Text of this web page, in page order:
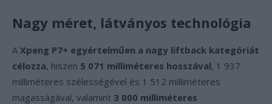
Nagy méret, látványos technológia
A Xpeng P7+ egyértelműen a nagy liftback kategóriát
célozza, hiszen 5 071 milliméteres hosszával, 1 937
milliméteres szélességével és 1 512 milliméteres
magasságával, valamint 3 000 milliméteres